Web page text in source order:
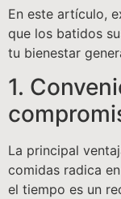
En este artículo,
que los batidos
tu bienestar
1.
La principal
comidas radica
el tiempo es un